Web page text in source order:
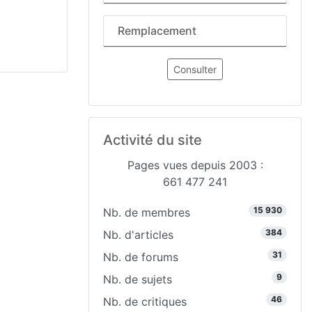
Remplacement
Consulter
Activité du site
Pages vues depuis 2003 :
661 477 241
Nb. de membres 15 930
Nb. d'articles 384
Nb. de forums 31
Nb. de sujets 9
Nb. de critiques 46